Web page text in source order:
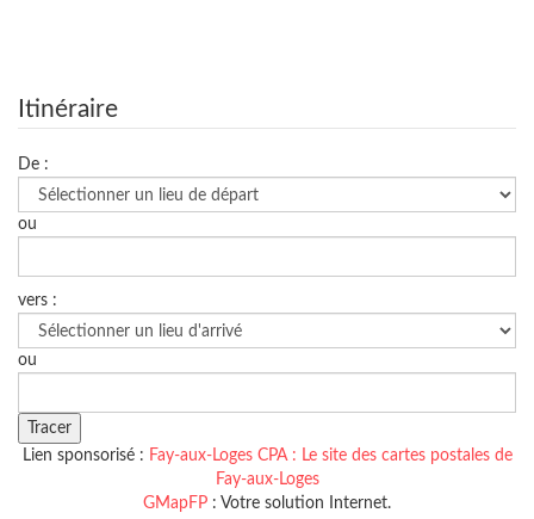
Itinéraire
De :
ou
vers :
ou
Lien sponsorisé : Fay-aux-Loges CPA : Le site des cartes postales de
Fay-aux-Loges
GMapFP : Votre solution Internet.